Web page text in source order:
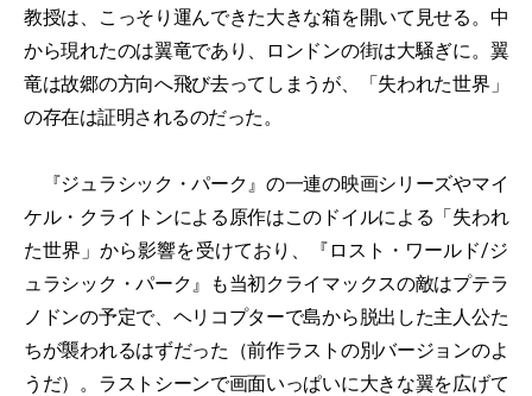
教授は、こっそり運んできた大きな箱を開いて見せる。中
から現れたのは翼竜であり、ロンドンの街は大騒ぎに。翼
竜は故郷の方向へ飛び去ってしまうが、「失われた世界」
の存在は証明されるのだった。
『ジュラシック・パーク』の一連の映画シリーズやマイ
ケル・クライトンによる原作はこのドイルによる「失われ
た世界」から影響を受けており、『ロスト・ワールド/ジ
ュラシック・パーク』も当初クライマックスの敵はプテラ
ノドンの予定で、ヘリコプターで島から脱出した主人公た
ちが襲われるはずだった（前作ラストの別バージョンのよ
うだ）。ラストシーンで画面いっぱいに大きな翼を広げて